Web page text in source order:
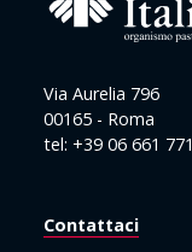
Via Aurelia 796
00165 - Roma
tel: +39 06 661 771
Contattaci